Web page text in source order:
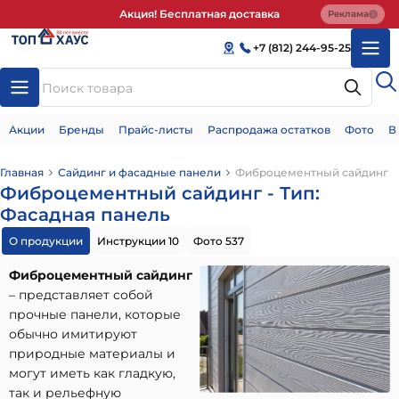
Акция! Бесплатная доставка Реклама
+7 (812) 244-95-25
Акции Бренды Прайс-листы Распродажа остатков Фото
Главная Сайдинг и фасадные панели Фиброцементный сайдинг
Фиброцементный сайдинг - Тип:
Фасадная панель
О продукции Инструкции 10 Фото 537
Фиброцементный сайдинг
– представляет собой
прочные панели, которые
обычно имитируют
природные материалы и
могут иметь как гладкую,
так и рельефную